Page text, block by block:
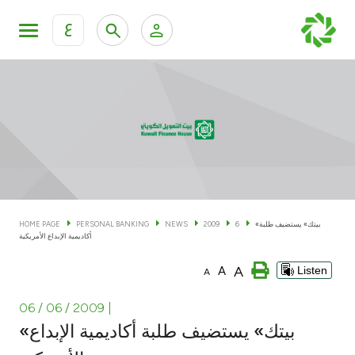
ع
KFH Online Corporate Banking Services
Cards
Banking Tiers
Investment
HOME PAGE PERSONAL BANKING NEWS 2009 6
«بيتك» يستضيف طلبة
أكاديمية الإبداع الأمريكية
A A A Listen
06 / 06 / 2009
«بيتك» يستضيف طلبة أكاديمية الإبداع